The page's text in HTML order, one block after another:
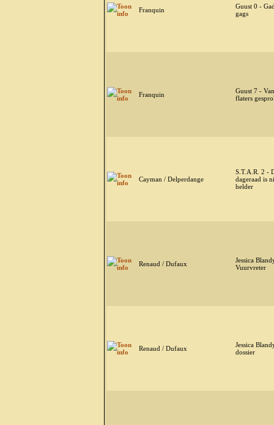
Franquin
Guust 0 -
gags
Franquin
Guust 7 - Van
flaters
Cayman / Delperdange
S.T.A.R. 2 -
dageraad is
helder
Renaud / Dufaux
Jessica
Vuurvreter
Renaud / Dufaux
Jessica
dossier